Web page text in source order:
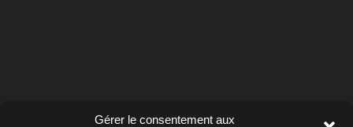
Gérer le consentement aux